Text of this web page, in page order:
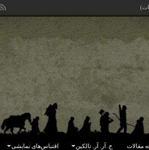
شده به دست ملکور)
مقالات ج. آر. آر. تالکین اقتباس‌های نمایشی